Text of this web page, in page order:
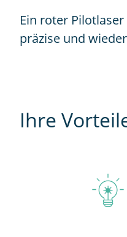
Ein roter
präzise und
Ihre